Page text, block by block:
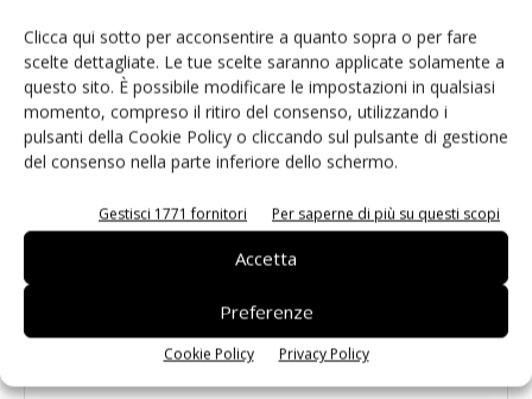
Clicca qui sotto per acconsentire a quanto sopra o per fare
scelte dettagliate. Le tue scelte saranno applicate solamente a
questo sito. È possibile modificare le impostazioni in qualsiasi
momento, compreso il ritiro del consenso, utilizzando i
pulsanti della Cookie Policy o cliccando sul pulsante di gestione
del consenso nella parte inferiore dello schermo.
Gestisci 1771 fornitori Per saperne di più su questi scopi
Accetta
Preferenze
Cookie Policy Privacy Policy
Libro Bianco “Made in Italy 2030” del
MIMIT
LASCIA UN COMMENTO